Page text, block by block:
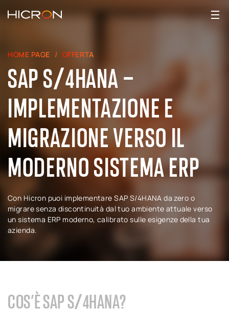
HOME PAGE OFFERTA
SAP S/4HANA –
IMPLEMENTAZIONE E
MIGRAZIONE VERSO IL
MODERNO SISTEMA ERP
Con Hicron puoi implementare SAP S/4HANA da zero o
migrare senza discontinuità dal tuo ambiente attuale verso
un sistema ERP moderno, calibrato sulle esigenze della tua
azienda.
COS’È SAP S/4HANA?